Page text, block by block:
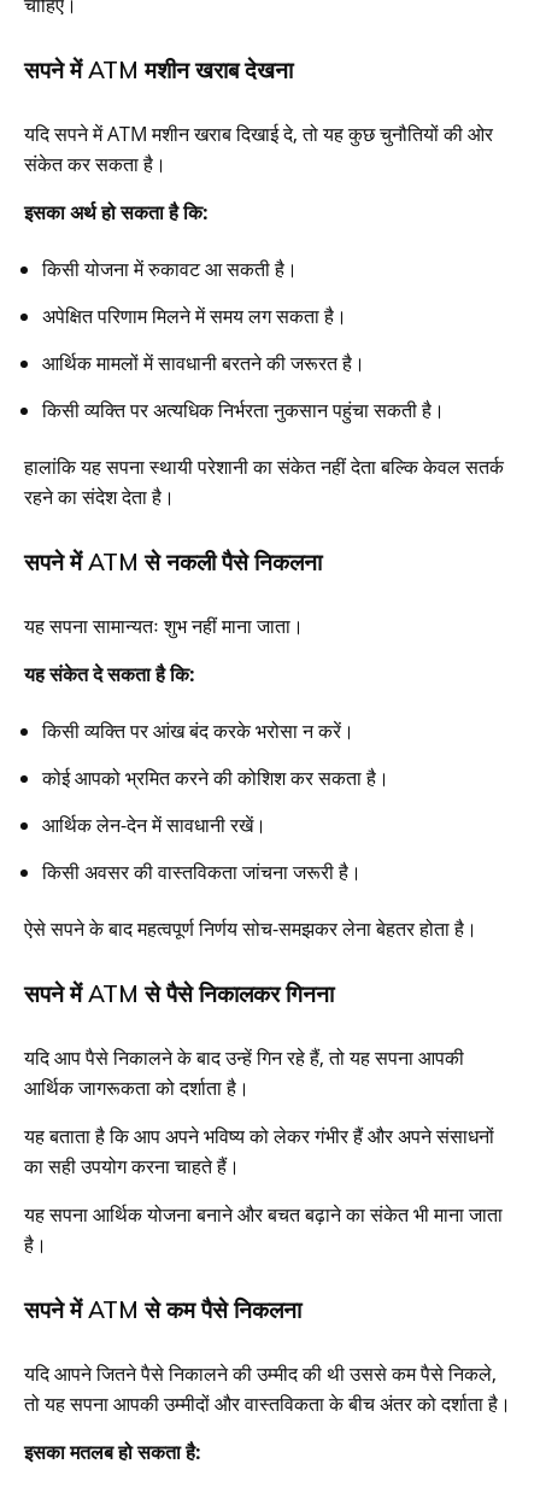
सपने में ATM मशीन खराब देखना
यदि सपने में ATM मशीन खराब दिखाई दे, तो यह कुछ चुनौतियों की ओर
संकेत कर सकता है।
इसका अर्थ हो सकता है कि:
किसी योजना में रुकावट आ सकती है।
अपेक्षित परिणाम मिलने में समय लग सकता है।
आर्थिक मामलों में सावधानी बरतने की जरूरत है।
किसी व्यक्ति पर अत्यधिक निर्भरता नुकसान पहुंचा सकती है।
हालांकि यह सपना स्थायी परेशानी का संकेत नहीं देता बल्कि केवल सतर्क
रहने का संदेश देता है।
सपने में ATM से नकली पैसे निकलना
यह सपना सामान्यतः शुभ नहीं माना जाता।
यह संकेत दे सकता है कि:
किसी व्यक्ति पर आंख बंद करके भरोसा न करें।
कोई आपको भ्रमित करने की कोशिश कर सकता है।
आर्थिक लेन-देन में सावधानी रखें।
किसी अवसर की वास्तविकता जांचना जरूरी है।
ऐसे सपने के बाद महत्वपूर्ण निर्णय सोच-समझकर लेना बेहतर होता है।
सपने में ATM से पैसे निकालकर गिनना
यदि आप पैसे निकालने के बाद उन्हें गिन रहे हैं, तो यह सपना आपकी
आर्थिक जागरूकता को दर्शाता है।
यह बताता है कि आप अपने भविष्य को लेकर गंभीर हैं और अपने संसाधनों
का सही उपयोग करना चाहते हैं।
यह सपना आर्थिक योजना बनाने और बचत बढ़ाने का संकेत भी माना जाता
है।
सपने में ATM से कम पैसे निकलना
यदि आपने जितने पैसे निकालने की उम्मीद की थी उससे कम पैसे निकले,
तो यह सपना आपकी उम्मीदों और वास्तविकता के बीच अंतर को दर्शाता है।
इसका मतलब हो सकता है: